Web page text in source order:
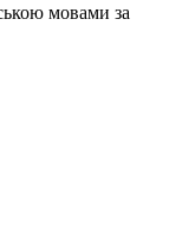
мовами за